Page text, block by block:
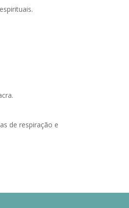
de respiração e